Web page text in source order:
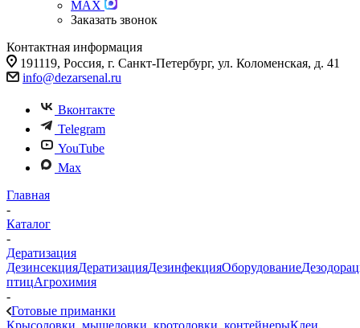
MAX
Заказать звонок
Контактная информация
191119, Россия, г. Санкт-Петербург, ул. Коломенская, д. 41
info@dezarsenal.ru
Вконтакте
Telegram
YouTube
Max
Главная
-
Каталог
-
Дератизация
ДезинсекцияДератизацияДезинфекцияОборудование
птицАгрохимия
-
Готовые приманки
Крысоловки, мышеловки, кротоловки, контейнерыКлеи,